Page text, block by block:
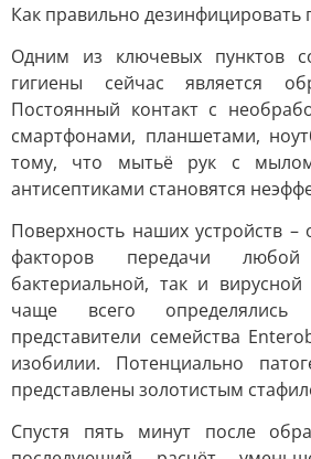
Как правильно дезинфицировать
Одним из ключевых пунктов
гигиены сейчас является
Постоянный контакт с
смартфонами, планшетами,
тому, что мытьё рук с
антисептиками становятся
Поверхность наших устройств
факторов передачи
бактериальной, так и
чаще всего определялись
представители семейства
изобилии. Потенциально
представлены золотистым
Спустя пять минут после